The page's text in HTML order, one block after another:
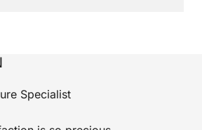
Specialist